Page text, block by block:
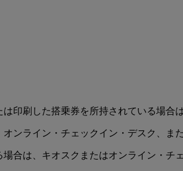
印刷した搭乗券を所持されている場合
ンライン・チェックイン・デスク、
合は、キオスクまたはオンライン・チ